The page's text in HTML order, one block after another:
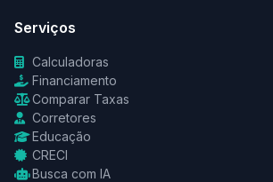
Serviços
Calculadoras
Financiamento
Comparar Taxas
Corretores
Educação
CRECI
Busca com IA